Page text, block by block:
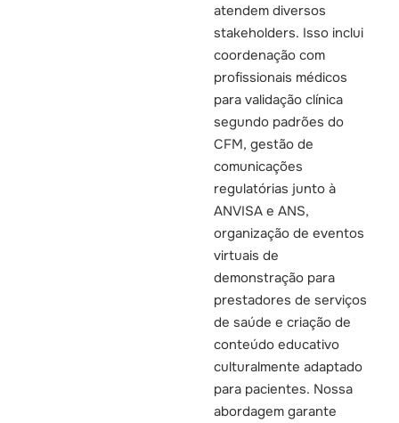
atendem diversos
stakeholders. Isso inclui
coordenação com
profissionais médicos
para validação clínica
segundo padrões do
CFM, gestão de
comunicações
regulatórias junto à
ANVISA e ANS,
organização de eventos
virtuais de
demonstração para
prestadores de serviços
de saúde e criação de
conteúdo educativo
culturalmente adaptado
para pacientes. Nossa
abordagem garante